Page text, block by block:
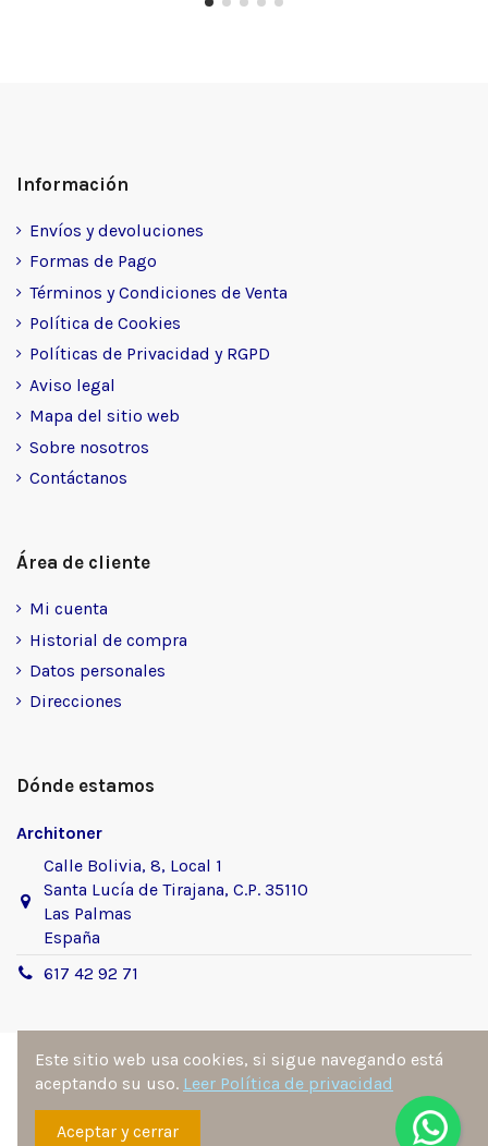
Información
Envíos y devoluciones
Formas de Pago
Términos y Condiciones de Venta
Política de Cookies
Políticas de Privacidad y RGPD
Aviso legal
Mapa del sitio web
Sobre nosotros
Contáctanos
Área de cliente
Mi cuenta
Historial de compra
Datos personales
Direcciones
Dónde estamos
Architoner
Calle Bolivia, 8, Local 1
Santa Lucía de Tirajana, C.P. 35110
Las Palmas
España
617 42 92 71
Sitio desarrollado y diseñado por
Ángel Manuel
Fernández González . Todos los derechos reservados por
Este sitio web usa cookies, si sigue navegando está
aceptando su uso. Leer Política de privacidad
Aceptar y cerrar